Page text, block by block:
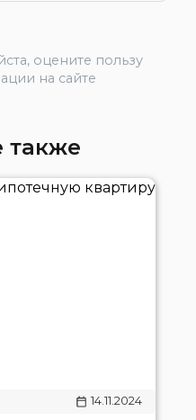
оцените пользу
на сайте
также
14.11.2024